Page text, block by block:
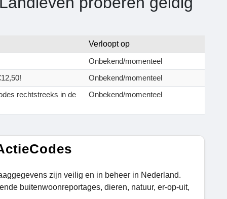
Verloopt op
Onbekend/momenteel
Onbekend/momenteel
rechtstreeks in de
Onbekend/momenteel
zijn veilig en in beheer in Nederland.
buitenwoonreportages, dieren, natuur, er-op-uit,